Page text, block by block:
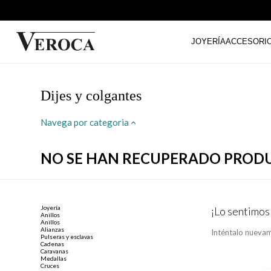
JOYERÍA
Dijes y colgantes
Navega por categoria
NO SE HAN RECUPERADO
¡Lo
Inténtalo
Joyería
Anillos
Anillos
Alianzas
Pulseras y esclavas
Cadenas
Caravanas
Medallas
Cruces